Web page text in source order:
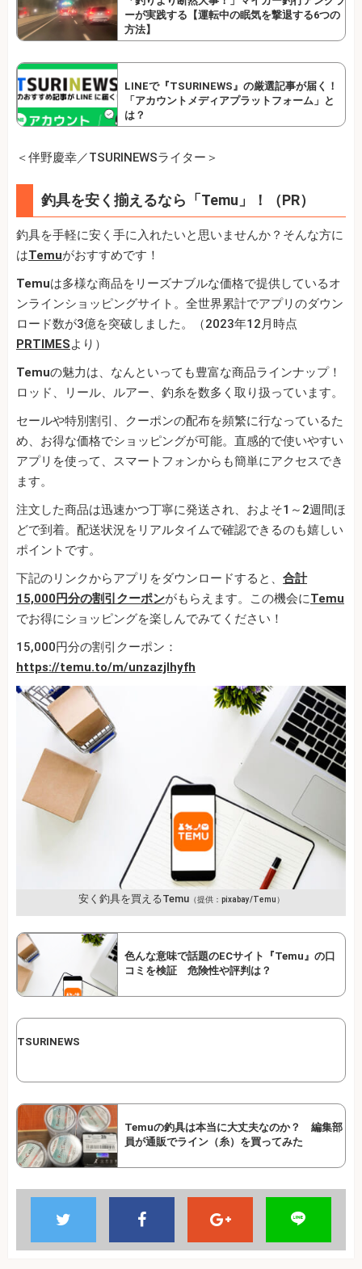
ーが実践する【運転中の眠気を撃退する6つの
方法】
LINEで『TSURINEWS』の厳選記事が届く！
「アカウントメディアプラットフォーム」と
は？
＜伴野慶幸／TSURINEWSライター＞
釣具を安く揃えるなら「Temu」！（PR）
釣具を手軽に安く手に入れたいと思いませんか？そんな方に
はTemuがおすすめです！
Temuは多様な商品をリーズナブルな価格で提供しているオ
ンラインショッピングサイト。全世界累計でアプリのダウン
ロード数が3億を突破しました。（2023年12月時点
PRTIMESより）
Temuの魅力は、なんといっても豊富な商品ラインナップ！
ロッド、リール、ルアー、釣糸を数多く取り扱っています。
セールや特別割引、クーポンの配布を頻繁に行なっているた
め、お得な価格でショッピングが可能。直感的で使いやすい
アプリを使って、スマートフォンからも簡単にアクセスでき
ます。
注文した商品は迅速かつ丁寧に発送され、およそ1～2週間ほ
どで到着。配送状況をリアルタイムで確認できるのも嬉しい
ポイントです。
下記のリンクからアプリをダウンロードすると、 合計
15,000円分の割引クーポンがもらえます。この機会にTemu
でお得にショッピングを楽しんでみてください！
15,000円分の割引クーポン：
https://temu.to/m/unzazjlhyfh
安く釣具を買えるTemu （提供：pixabay/Temu）
色んな意味で話題のECサイト『Temu』の口
コミを検証 危険性や評判は？
TSURINEWS
Temuの釣具は本当に大丈夫なのか？ 編集部
員が通販でライン（糸）を買ってみた